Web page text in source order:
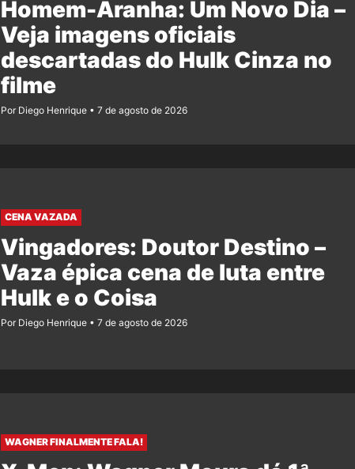
Homem-Aranha: Um Novo Dia –
Veja imagens oficiais
descartadas do Hulk Cinza no
filme
Por Diego Henrique 7 de agosto de 2026
CENA VAZADA
Vingadores: Doutor Destino –
Vaza épica cena de luta entre
Hulk e o Coisa
Por Diego Henrique 7 de agosto de 2026
WAGNER FINALMENTE FALA!